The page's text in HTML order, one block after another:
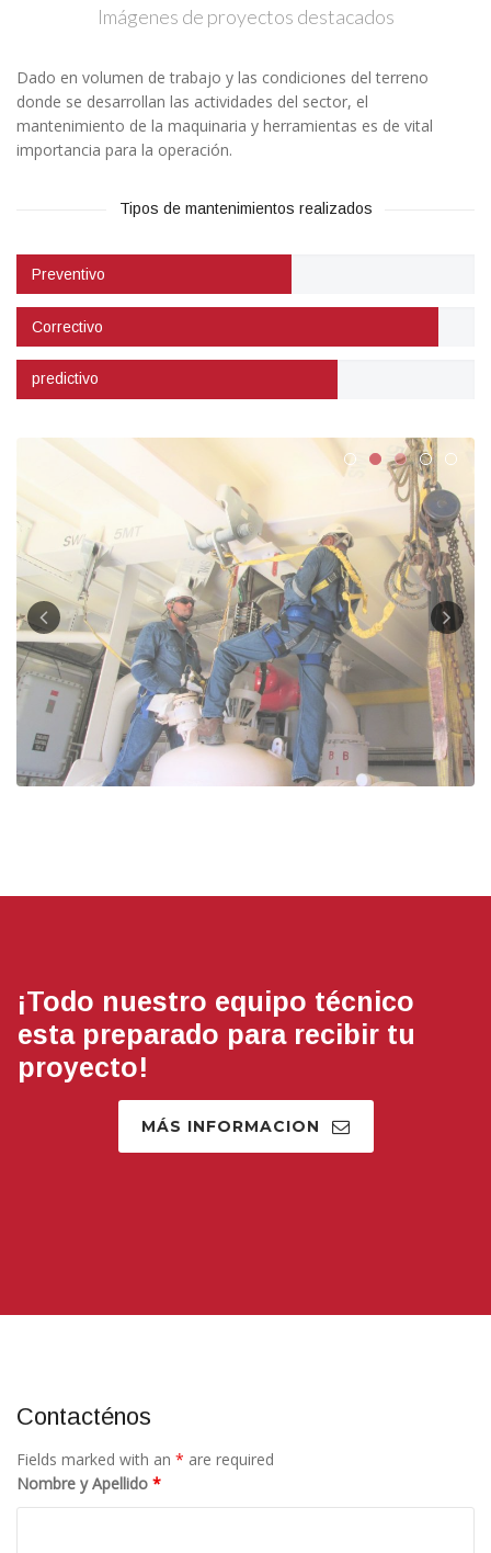
Imágenes de proyectos destacados
Dado en volumen de trabajo y las condiciones del terreno
donde se desarrollan las actividades del sector, el
mantenimiento de la maquinaria y herramientas es de vital
importancia para la operación.
Tipos de mantenimientos realizados
Preventivo
Correctivo
predictivo
¡Todo nuestro equipo técnico
esta preparado para recibir tu
proyecto!
Contacténos
Fields marked with an